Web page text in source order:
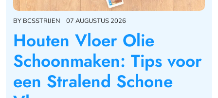
BY BCSSTRIJEN 07 AUGUSTUS 2026
Houten Vloer Olie
Schoonmaken: Tips voor
een Stralend Schone